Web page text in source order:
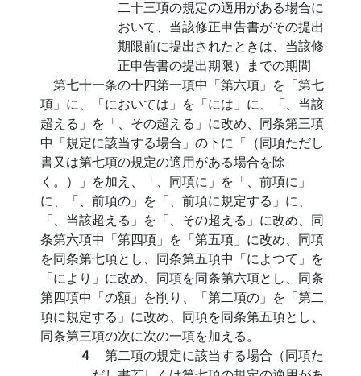
二十三項の規定の適用がある場合に
おいて、当該修正申告書がその提出
期限前に提出されたときは、当該修
正申告書の提出期限）までの期間
第七十一条の十四第一項中「第六項」を「第七
項」に、「においては」を「には」に、「、当該
超える」を「、その超える」に改め、同条第三項
中「規定に該当する場合」の下に「（同項ただし
書又は第七項の規定の適用がある場合を除
く。）」を加え、「、同項に」を「、前項に」
に、「、前項の」を「、前項に規定する」に、
「、当該超える」を「、その超える」に改め、同
条第六項中「第四項」を「第五項」に改め、同項
を同条第七項とし、同条第五項中「によつて」を
「により」に改め、同項を同条第六項とし、同条
第四項中「の額」を削り、「第二項の」を「第二
項に規定する」に改め、同項を同条第五項とし、
同条第三項の次に次の一項を加える。
４ 第二項の規定に該当する場合（同項た